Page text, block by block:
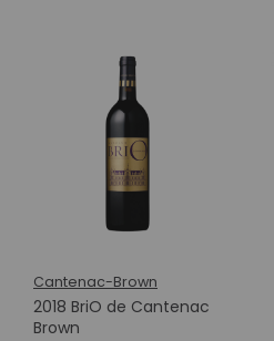
Cantenac-Brown
2018 BriO de Cantenac
Brown